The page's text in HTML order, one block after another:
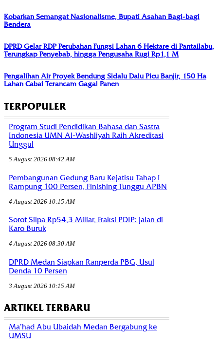
Kobarkan Semangat Nasionalisme, Bupati Asahan Bagi-bagi
Bendera
DPRD Gelar RDP Perubahan Fungsi Lahan 6 Hektare di Pantailabu,
Terungkap Penyebab, hingga Pengusaha Rugi Rp1,1 M
Pengalihan Air Proyek Bendung Sidalu Dalu Picu Banjir, 150 Ha
Lahan Cabai Terancam Gagal Panen
TERPOPULER
Program Studi Pendidikan Bahasa dan Sastra
Indonesia UMN Al-Washliyah Raih Akreditasi
Unggul
5 August 2026 08:42 AM
Pembangunan Gedung Baru Kejatisu Tahap I
Rampung 100 Persen, Finishing Tunggu APBN
4 August 2026 10:15 AM
Sorot Silpa Rp54,3 Miliar, Fraksi PDIP: Jalan di
Karo Buruk
4 August 2026 08:30 AM
DPRD Medan Siapkan Ranperda PBG, Usul
Denda 10 Persen
3 August 2026 10:15 AM
ARTIKEL TERBARU
Ma’had Abu Ubaidah Medan Bergabung ke
UMSU